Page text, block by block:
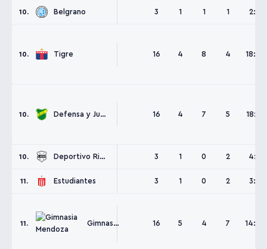
10. Belgrano 3 1 1 1 2:2
10. Tigre 16 4 8 4 18:15
10. Defensa y Justicia 16 4 7 5 18:21
10. Deportivo Riestra 3 1 0 2 4:3
11. Estudiantes 3 1 0 2 3:3
11. Gimnasia Mendoza 16 5 4 7 14:22